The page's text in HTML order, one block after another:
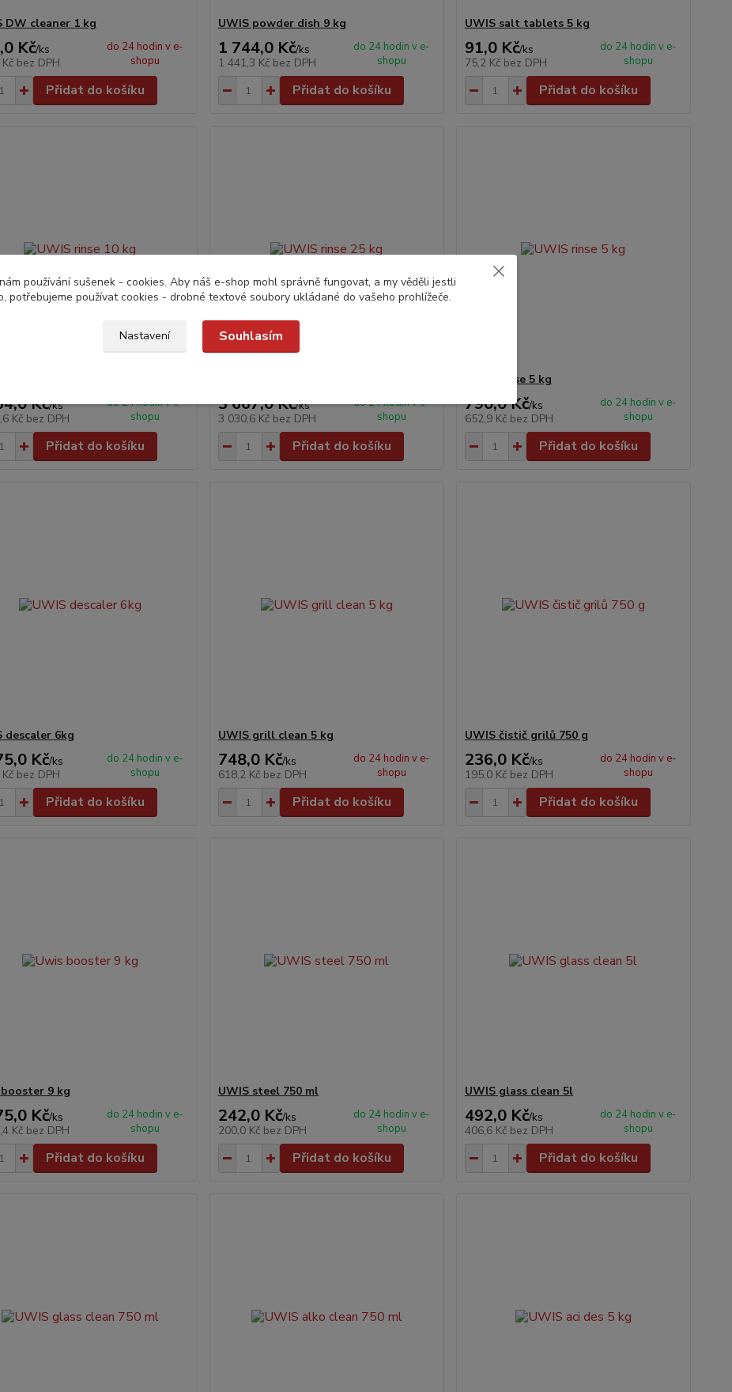
DW cleaner 1 kg
Kč/ks
bez DPH
do 24 hodin v e-
shopu
Přidat do košíku
UWIS powder dish 9 kg
1 744,0 Kč/ks
1 441,3 Kč bez DPH
do 24 hodin v e-
shopu
Přidat do košíku
UWIS salt tablets 5 kg
91,0 Kč/ks
75,2 Kč bez DPH
do 24 hodin v e-
shopu
Přidat do košíku
Kč/ks
Kč bez DPH
do 24 hodin v e-
shopu
Přidat do košíku
3 667,0 Kč/ks
3 030,6 Kč bez DPH
do 24 hodin v e-
shopu
Přidat do košíku
UWIS rinse 5 kg
790,0 Kč/ks
652,9 Kč bez DPH
do 24 hodin v e-
shopu
Přidat do košíku
descaler 6kg
Kč/ks
bez DPH
do 24 hodin v e-
shopu
Přidat do košíku
UWIS grill clean 5 kg
748,0 Kč/ks
618,2 Kč bez DPH
do 24 hodin v e-
shopu
Přidat do košíku
UWIS čistič grilů 750 g
236,0 Kč/ks
195,0 Kč bez DPH
do 24 hodin v e-
shopu
Přidat do košíku
9 kg
Kč/ks
Kč bez DPH
do 24 hodin v e-
shopu
Přidat do košíku
UWIS steel 750 ml
242,0 Kč/ks
200,0 Kč bez DPH
do 24 hodin v e-
shopu
Přidat do košíku
UWIS glass clean 5l
492,0 Kč/ks
406,6 Kč bez DPH
do 24 hodin v e-
shopu
Přidat do košíku
používání sušenek - cookies. Aby náš e-shop mohl správně fungovat, a my věděli jestli
potřebujeme používat cookies - drobné textové soubory ukládané do vašeho prohlížeče.
Nastavení Souhlasím